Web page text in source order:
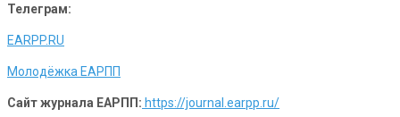
Телеграм:
EARPP.RU
Молодёжка ЕАРПП
Сайт журнала ЕАРПП: https://journal.earpp.ru/